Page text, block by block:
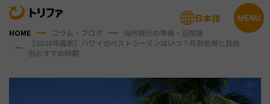
MENU
日本語
HOME コラム・ブログ
海外旅行の準備・豆知識
【2026年最新】ハワイのベストシーズンはいつ？月別気候と目的
別おすすめ時期